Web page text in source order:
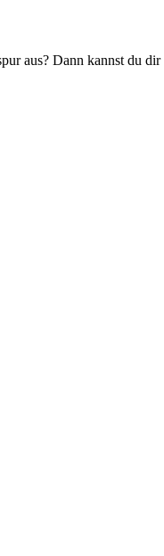
aus? Dann kannst du dir